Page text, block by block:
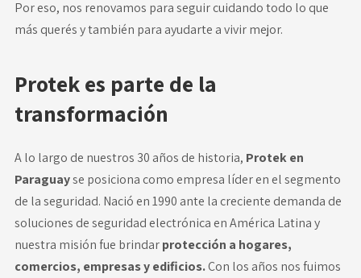
Por eso, nos renovamos para seguir cuidando todo lo que
más querés y también para ayudarte a vivir mejor.
Protek es parte de la
transformación
A lo largo de nuestros 30 años de historia, Protek en
Paraguayse posiciona como empresa líder en el segmento
de la seguridad. Nació en 1990 ante la creciente demanda de
soluciones de seguridad electrónica en América Latina y
nuestra misión fue brindarprotección a hogares,
comercios, empresas y edificios.Con los años nos fuimos